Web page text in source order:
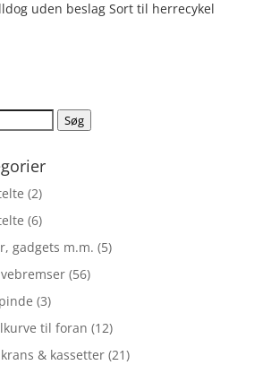
uden beslag Sort til herrecykel
Søg
(2)
(6)
gadgets m.m. (5)
(56)
(3)
til foran (12)
& kassetter (21)